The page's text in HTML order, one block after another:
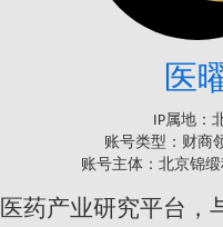
医
IP属地：
账号类型：财商
账号主体：北京锦
药产业研究平台，